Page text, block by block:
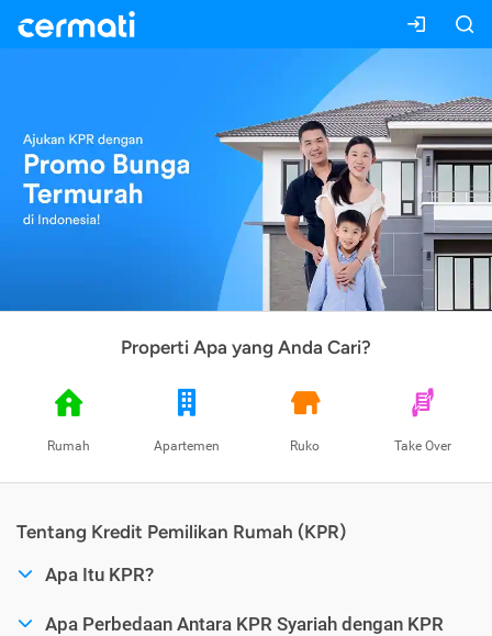
Properti Apa yang Anda Cari?
Rumah Apartemen Ruko Take Over
Tentang Kredit Pemilikan Rumah (KPR)
Apa Itu KPR?
Apa Perbedaan Antara KPR Syariah dengan KPR